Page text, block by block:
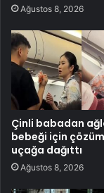
Ağustos 8, 2026
Çinli babadan
bebeği için
uçağa dağıttı
Ağustos 8, 2026